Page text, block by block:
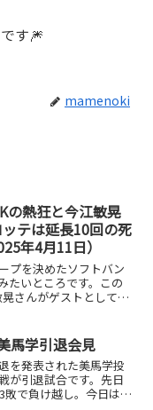
す🎆
mamenoki
の熱狂と今江敏晃
テは延長10回の死
年4月11日）
プを決めたソフトバン
たいところです。この
さんがゲストとして始
手が沸き起こりまし
今江敏...
馬学引退会見
を発表された美馬学投
が引退試合です。先日
敗で負け越し。今日は初